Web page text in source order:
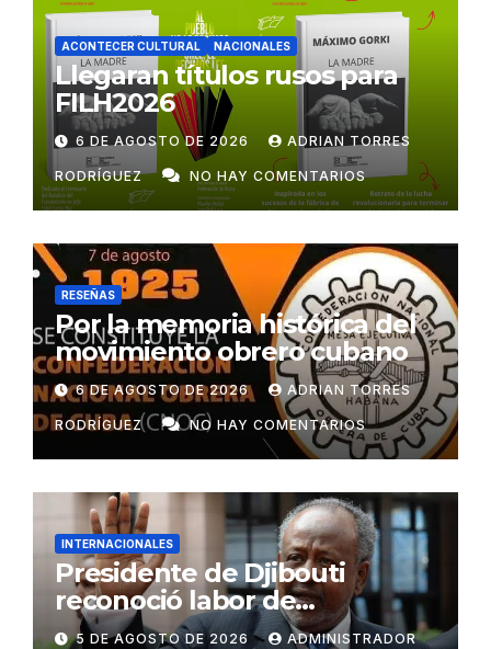
ACONTECER CULTURAL NACIONALES
Llegaran títulos rusos para
FILH2026
6 DE AGOSTO DE 2026 ADRIAN TORRES
RODRÍGUEZ NO HAY COMENTARIOS
RESEÑAS
Por la memoria histórica del
movimiento obrero cubano
6 DE AGOSTO DE 2026 ADRIAN TORRES
RODRÍGUEZ NO HAY COMENTARIOS
INTERNACIONALES
Presidente de Djibouti
reconoció labor de
colaboradores de Cuba
5 DE AGOSTO DE 2026 ADMINISTRADOR